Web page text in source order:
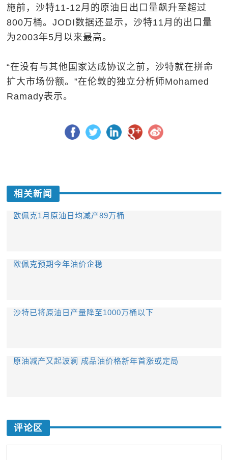
施前，沙特11-12月的原油日出口量飙升至超过
800万桶。JODI数据还显示，沙特11月的出口量
为2003年5月以来最高。
“在没有与其他国家达成协议之前，沙特就在拼命
扩大市场份额。”在伦敦的独立分析师Mohamed
Ramady表示。
相关新闻
欧佩克1月原油日均减产89万桶
欧佩克预期今年油价企稳
沙特已将原油日产量降至1000万桶以下
原油减产又起波澜 成品油价格新年首涨或定局
评论区